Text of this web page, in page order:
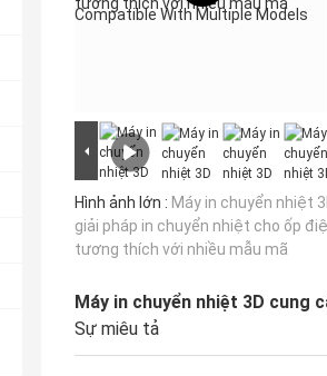
Hình ảnh lớn : Máy in chuyển nhiệt
giải pháp in chuyển nhiệt cho ốp
tương thích với nhiều mẫu mã
Máy in chuyển nhiệt 3D cung
Sự miêu tả